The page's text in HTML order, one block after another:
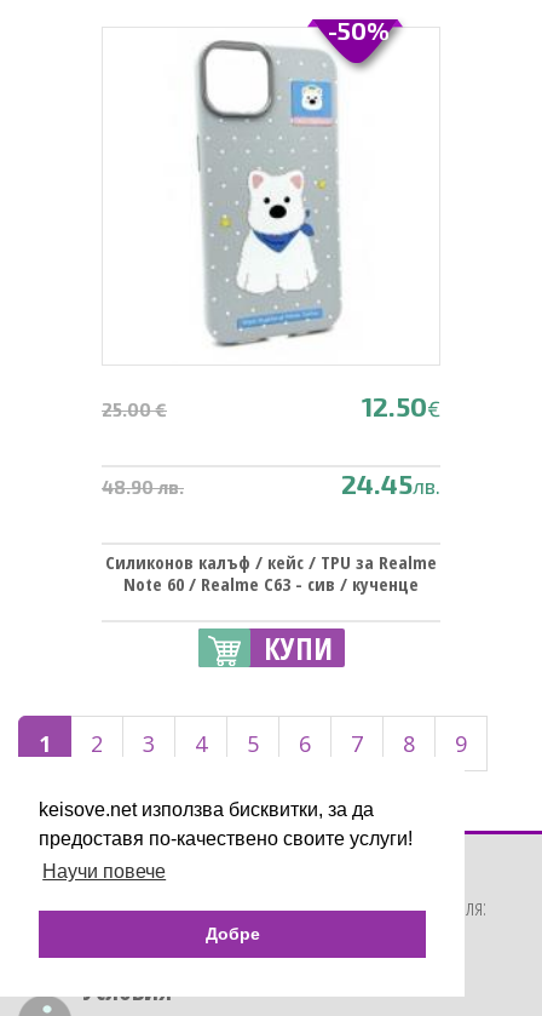
keisove.net използва бисквитки, за да
предоставя по-качествено своите услуги!
Научи повече
Добре
25.00 € 12.50€
48.90 лв. 24.45лв.
Силиконов калъф / кейс / TPU за Realme
Note 60 / Realme C63 - сив / кученце
КУПИ
-50%
1 2 3 4 5 6 7 8
9
›
»
Работно време
Пон-Пет: 10:00h - 19:00h Събота: 10:00h - 17:30h Неделя:
Условия